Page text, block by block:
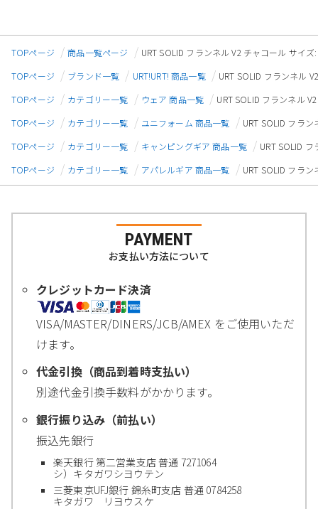
TOPページ 商品一覧ページ
URT SOLID フランネル V2 チャコール サイ
TOPページ
ブランド一覧 URT!URT! 商品一覧
URT SOLID フランネル
TOPページ
カテゴリー一覧 ウェア 商品一覧
URT SOLID フランネル
TOPページ
カテゴリー一覧 ユニフォーム 商品一覧
URT SOLID フラ
TOPページ
カテゴリー一覧 キャンピングギア 商品一覧
URT SOLID
TOPページ
カテゴリー一覧 アパレルギア 商品一覧 URT SOLID フラ
PAYMENT
お支払い方法について
クレジットカード決済
VISA/MASTER/DINERS/JCB/AMEX をご使用いただ
けます。
代金引換（商品到着時支払い）
別途代金引換手数料がかかります。
銀行振り込み（前払い）
振込先銀行
楽天銀行 第二営業支店 普通 7271064
シ）キタガワシヨウテン
三菱東京UFJ銀行 錦糸町支店 普通 0784258
キタガワ リヨウスケ